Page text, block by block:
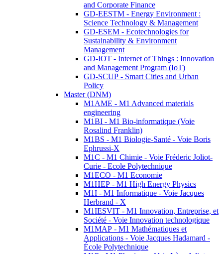
and Corporate Finance
GD-EESTM - Energy Environment :
Science Technology & Management
GD-ESEM - Ecotechnologies for
Sustainability & Environment
Management
GD-IOT - Internet of Things : Innovation
and Management Program (IoT)
GD-SCUP - Smart Cities and Urban
Policy
Master (DNM)
M1AME - M1 Advanced materials
engineering
M1BI - M1 Bio-informatique (Voie
Rosalind Franklin)
M1BS - M1 Biologie-Santé - Voie Boris
Ephrussi-X
M1C - M1 Chimie - Voie Fréderic Joliot-
Curie - Ecole Polytechnique
M1ECO - M1 Economie
M1HEP - M1 High Energy Physics
M1I - M1 Informatique - Voie Jacques
Herbrand - X
M1IESVIT - M1 Innovation, Entreprise, et
Société - Voie Innovation technologique
M1MAP - M1 Mathématiques et
Applications - Voie Jacques Hadamard -
École Polytechnique